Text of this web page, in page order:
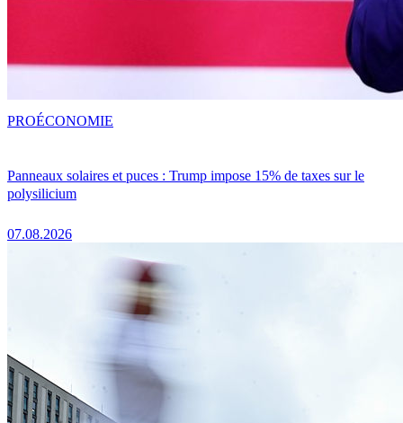
Panneaux solaires et puces : Trump impose 15% de taxes sur le
polysilicium
07.08.2026
PROÉCONOMIE